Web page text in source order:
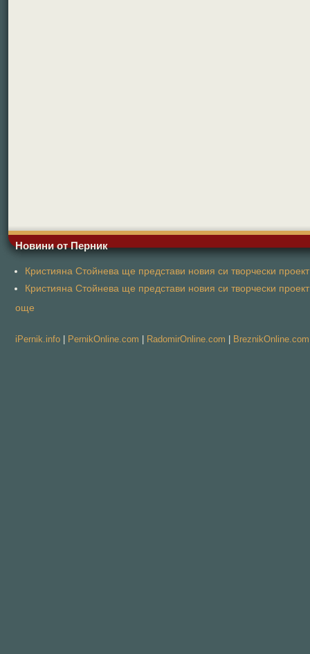
Новини от Перник
Кристияна Стойнева ще представи новия си творчески
Кристияна Стойнева ще представи новия си творчески
още
iPernik.info | PernikOnline.com | RadomirOnline.com | BreznikOnline.com